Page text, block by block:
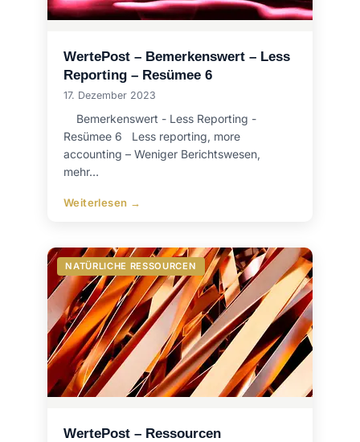
WertePost – Bemerkenswert – Less
Reporting – Resümee 6
17. Dezember 2023
Bemerkenswert - Less Reporting -
Resümee 6 Less reporting, more
accounting – Weniger Berichtswesen,
mehr…
Weiterlesen →
NATÜRLICHE RESSOURCEN
WertePost – Ressourcen